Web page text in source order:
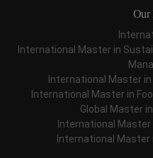
Our
International Master in
International Master
International Master in
Global Master
International
International Master